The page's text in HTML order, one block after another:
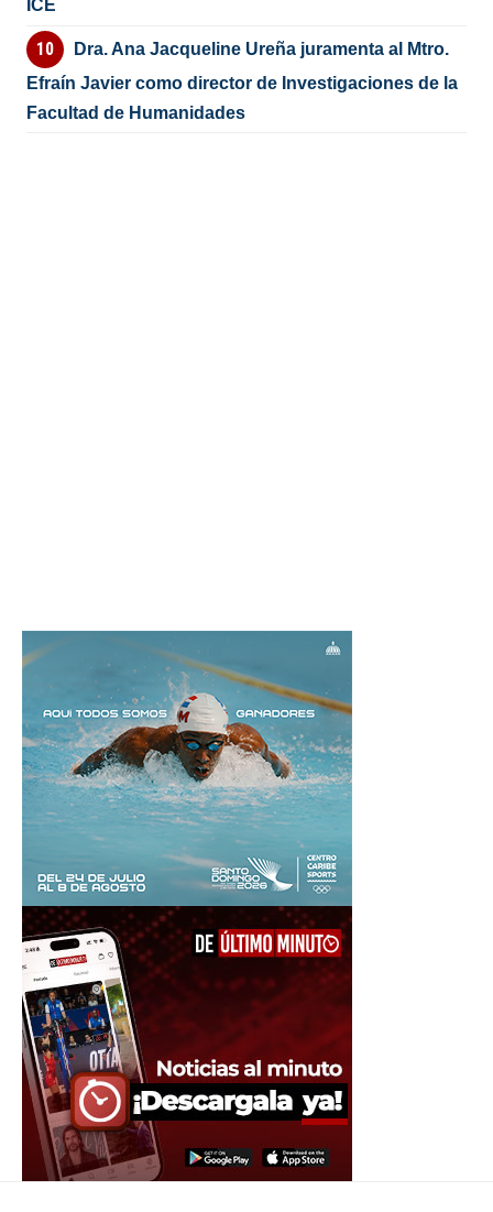
ICE
Dra. Ana Jacqueline Ureña juramenta al Mtro.
Efraín Javier como director de Investigaciones de la
Facultad de Humanidades